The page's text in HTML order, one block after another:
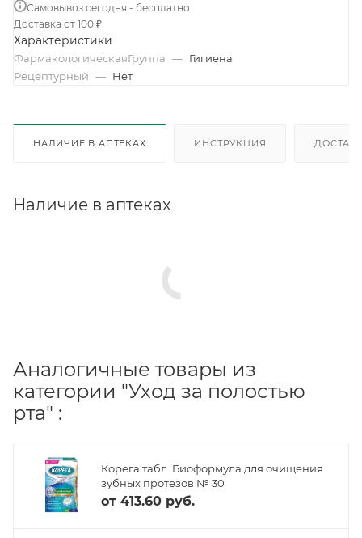
Самовывоз сегодня - бесплатно
Доставка от 100 ₽
Характеристики
ФармакологическаяГруппа — Гигиена
Рецептурный — Нет
НАЛИЧИЕ В АПТЕКАХ ИНСТРУКЦИЯ
Наличие в аптеках
Аналогичные товары из
категории "Уход за полостью
рта" :
Корега табл. Биоформула для очищения
зубных протезов № 30
от 413.60 руб.